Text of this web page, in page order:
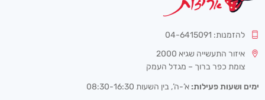
להזמנות: 04-6415091
איזור התעשייה שגיא 2000
צומת כפר ברוך – מגדל העמק
ימים ושעות פעילות: א’-ה’, בין השעות 08:30-16:30